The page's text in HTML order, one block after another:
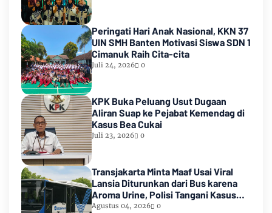
Peringati Hari Anak Nasional, KKN 37
UIN SMH Banten Motivasi Siswa SDN 1
Cimanuk Raih Cita-cita
Juli 24, 2026 0
KPK Buka Peluang Usut Dugaan
Aliran Suap ke Pejabat Kemendag di
Kasus Bea Cukai
Juli 23, 2026 0
Transjakarta Minta Maaf Usai Viral
Lansia Diturunkan dari Bus karena
Aroma Urine, Polisi Tangani Kasus
Lansia Korban Penyekapan
Agustus 04, 2026 0